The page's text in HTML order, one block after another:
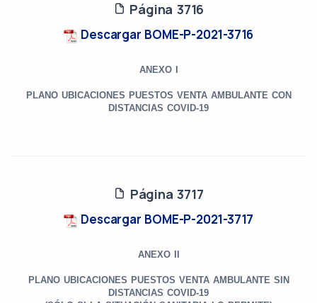
Página 3716
Descargar BOME-P-2021-3716
ANEXO I
PLANO UBICACIONES PUESTOS VENTA AMBULANTE CON
DISTANCIAS COVID-19
Página 3717
Descargar BOME-P-2021-3717
ANEXO II
PLANO UBICACIONES PUESTOS VENTA AMBULANTE SIN
DISTANCIAS COVID-19